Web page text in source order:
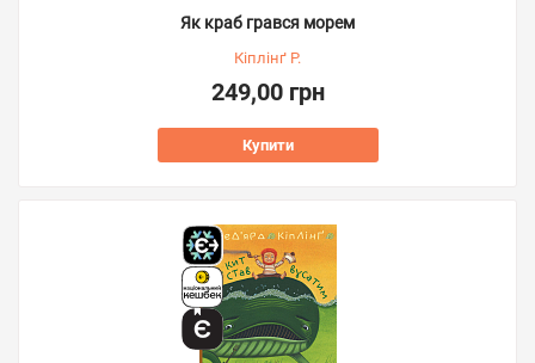
Як краб грався морем
Кіплінґ Р.
249,00 грн
Купити